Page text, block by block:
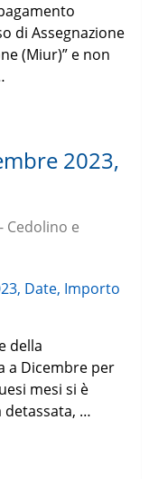
di Assegnazione
(Miur)” e non
2023,
Cedolino e
della
a Dicembre per
mesi si è
detassata, …